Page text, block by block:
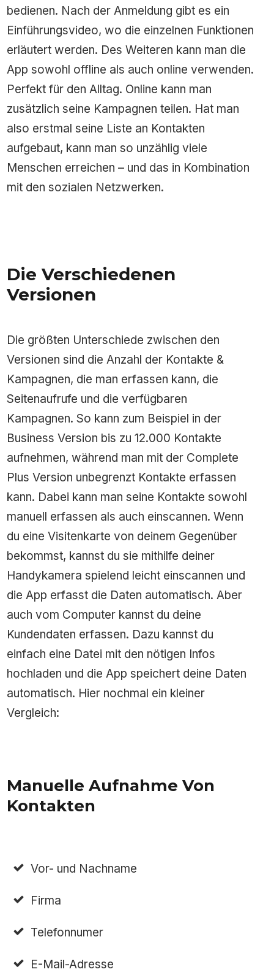
bedienen. Nach der Anmeldung gibt es ein
Einführungsvideo, wo die einzelnen Funktionen
erläutert werden. Des Weiteren kann man die
App sowohl offline als auch online verwenden.
Perfekt für den Alltag. Online kann man
zusätzlich seine Kampagnen teilen. Hat man
also erstmal seine Liste an Kontakten
aufgebaut, kann man so unzählig viele
Menschen erreichen – und das in Kombination
mit den sozialen Netzwerken.
Die Verschiedenen
Versionen
Die größten Unterschiede zwischen den
Versionen sind die Anzahl der Kontakte &
Kampagnen, die man erfassen kann, die
Seitenaufrufe und die verfügbaren
Kampagnen. So kann zum Beispiel in der
Business Version bis zu 12.000 Kontakte
aufnehmen, während man mit der Complete
Plus Version unbegrenzt Kontakte erfassen
kann. Dabei kann man seine Kontakte sowohl
manuell erfassen als auch einscannen. Wenn
du eine Visitenkarte von deinem Gegenüber
bekommst, kannst du sie mithilfe deiner
Handykamera spielend leicht einscannen und
die App erfasst die Daten automatisch. Aber
auch vom Computer kannst du deine
Kundendaten erfassen. Dazu kannst du
einfach eine Datei mit den nötigen Infos
hochladen und die App speichert deine Daten
automatisch. Hier nochmal ein kleiner
Vergleich:
Manuelle Aufnahme Von
Kontakten
Vor- und Nachname
Firma
Telefonnumer
E-Mail-Adresse